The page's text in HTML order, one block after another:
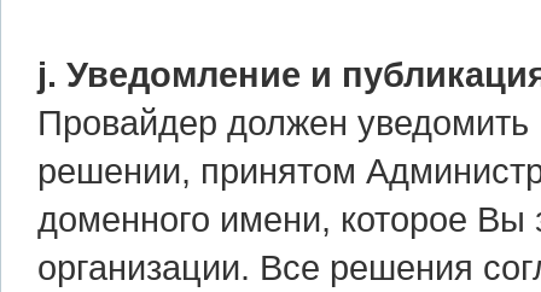
j. Уведомление и
Провайдер должен
решении, принятом
доменного имени, которое Вы
организации. Все решения